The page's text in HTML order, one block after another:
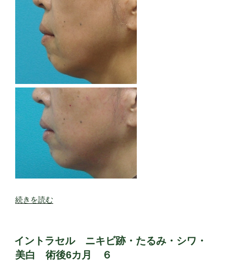
０”
“ウ
ラ
V
リ
続きを読む
イントラセル ニキビ跡・たるみ・シワ・
美白 術後6カ月 ６